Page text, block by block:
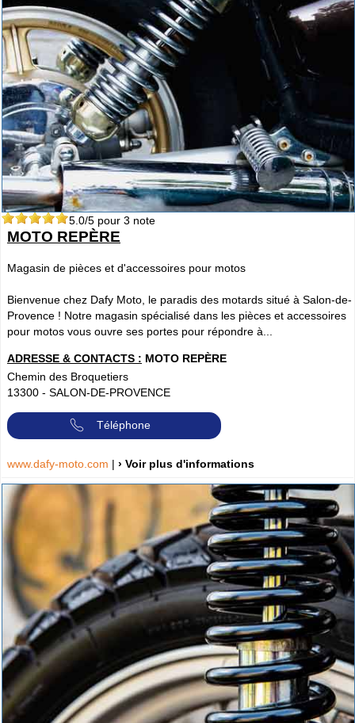
5.0/5 pour 3 note
MOTO REPÈRE
Magasin de pièces et d'accessoires pour motos
Bienvenue chez Dafy Moto, le paradis des motards situé à Salon-de-
Provence ! Notre magasin spécialisé dans les pièces et accessoires
pour motos vous ouvre ses portes pour répondre à...
ADRESSE & CONTACTS : MOTO REPÈRE
Chemin des Broquetiers
13300 - SALON-DE-PROVENCE
Téléphone
www.dafy-moto.com | › Voir plus d'informations